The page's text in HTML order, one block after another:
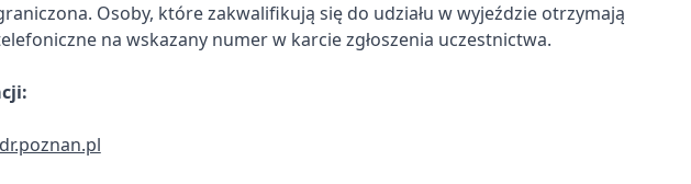
Osoby, które zakwalifikują się do udziału w wyjeździe otrzymają
na wskazany numer w karcie zgłoszenia uczestnictwa.